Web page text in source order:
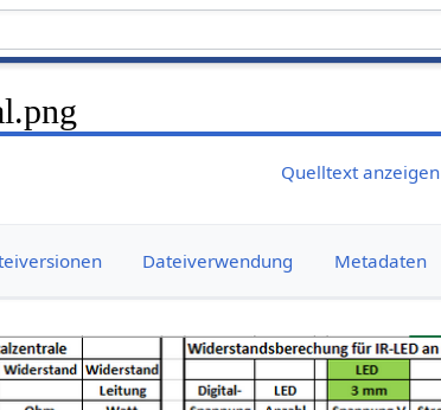
Quelltext anzeigen
Dateiverwendung Metadaten